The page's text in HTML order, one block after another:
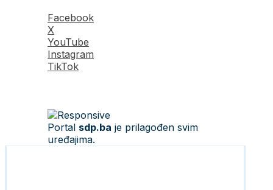
Facebook
X
YouTube
Instagram
TikTok
Portal sdp.ba je prilagođen svim
uređajima.